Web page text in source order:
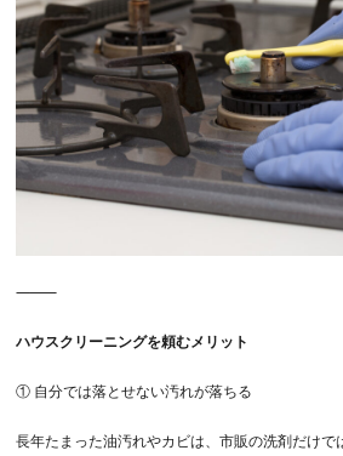
⸻
ハウスクリーニングを頼むメリット
①自分では落とせない汚れが落ちる
長年たまった油汚れやカビは、市販の洗剤だけで